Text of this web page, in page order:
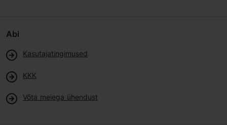
Abi
Kasutajatingimused
KKK
Võta meiega ühendust